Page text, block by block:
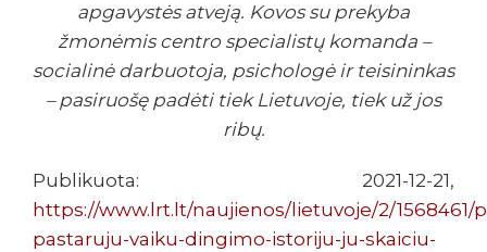
apgavystės atveją. Kovos su prekyba
žmonėmis centro specialistų komanda –
socialinė darbuotoja, psichologė ir teisininkas
– pasiruošę padėti tiek Lietuvoje, tiek už jos
ribų.
Publikuota: 2021-12-21,
https://www.lrt.lt/naujienos/lietuvoje/2/1568461/
pastaruju-vaiku-dingimo-istoriju-ju-skaiciu-